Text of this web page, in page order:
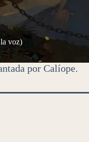
voz)
por Calíope.